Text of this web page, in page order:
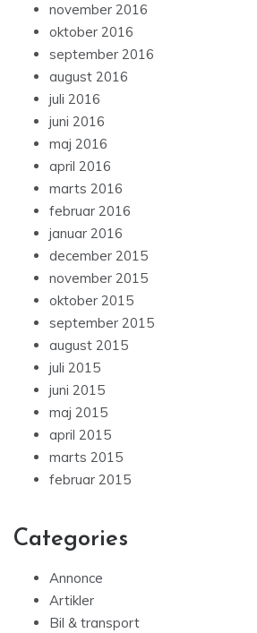
november 2016
oktober 2016
september 2016
august 2016
juli 2016
juni 2016
maj 2016
april 2016
marts 2016
februar 2016
januar 2016
december 2015
november 2015
oktober 2015
september 2015
august 2015
juli 2015
juni 2015
maj 2015
april 2015
marts 2015
februar 2015
Categories
Annonce
Artikler
Bil & transport